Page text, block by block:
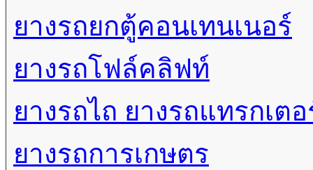
ยางรถยกตู้คอนเทนเนอร์
ยางรถโฟล์คลิฟท์
ยางรถไถ ยางรถแทรกเตอ
ยางรถการเกษตร